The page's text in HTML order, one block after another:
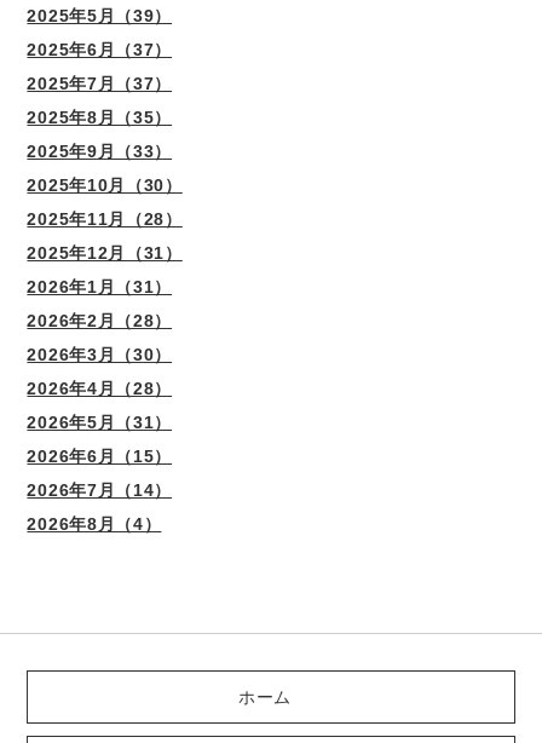
2025年5月（39）
2025年6月（37）
2025年7月（37）
2025年8月（35）
2025年9月（33）
2025年10月（30）
2025年11月（28）
2025年12月（31）
2026年1月（31）
2026年2月（28）
2026年3月（30）
2026年4月（28）
2026年5月（31）
2026年6月（15）
2026年7月（14）
2026年8月（4）
ホーム